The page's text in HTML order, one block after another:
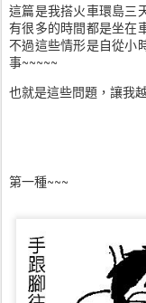
這篇是我搭火車環島三
有很多的時間都是坐在
不過這些情形是自從小
事~~~~~
也就是這些問題，讓我
第一種~~~